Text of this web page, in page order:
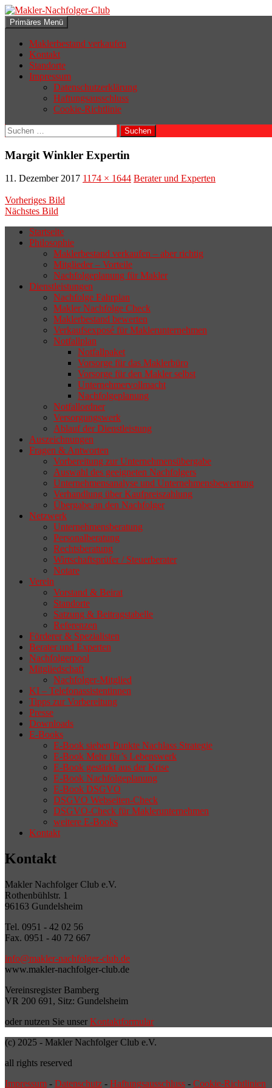
Zum
Inhalt
springen
Makler-Nachfolger-Club
Suchen
Primäres Menü
Maklerbestand verkaufen
Kontakt
Standorte
Impressum
Datenschutzerklärung
Haftungsausschluss
Cookie-Richtlinie
Suchen
nach:
Margit Winkler Expertin
11. Dezember 2017 1174 × 1644 Berater und Experten
Vorheriges Bild
Nächstes Bild
Wenn sich der Makler oder Inhaber
zurückziehen möchte, aber keinen
geeigneten Nachfolger findet, droht nicht
selten die Geschäftsaufgabe.
Startseite
Philosophie
Maklerbestand verkaufen – aber richtig
Mitglieder – Vorteile
Nachfolgeplanung für Makler
Dienstleistungen
Nachfolge Fahrplan
Makler Nachfolge Check
Maklerbestand bewerten
Verkaufsexposé für Maklerunternehmen
Notfallplan
Notfallpaket
Vorsorge für das Maklerbüro
Vorsorge für den Makler selbst
Unternehmervollmacht
Nachfolgeplanung
Notfallordner
Versorgungswerk
Ablauf der Dienstleistung
Auszeichnungen
Fragen & Antworten
Vorbereitung zur Unternehmensübergabe
Auswahl des geeigneten Nachfolgers
Unternehmensanalyse und Unternehmensbewertung
Verhandlung über Kaufpreiszahlung
Übergabe an den Nachfolger
Netzwerk
Unternehmensberatung
Personalberatung
Rechtsberatung
Wirtschaftsprüfer / Steuerberater
Notare
Verein
Vorstand & Beirat
Standorte
Satzung & Beitragstabelle
Referenzen
Förderer & Spezialisten
Berater und Experten
Nachfolgerpool
Mitgliedschaft
Nachfolger-Mitglied
KI – Telefonassistentinnen
Tipps zur Vorbereitung
Presse
Downloads
E-Books
E-Book sieben Punkte Nachlass Strategie
E-Book Mehr für’s Lebenswerk
E-Book gestärkt aus der Krise
E-Book Nachfolgeplanung
E-Book DSGVO
DSGVO Webseiten-Check
DSGVO-Check für Maklerunternehmen
weitere E-Books
Kontakt
Kontakt
Makler Nachfolger Club e.V.
Rothenbühlstr. 1
96163 Gundelsheim
Tel. 0951 - 42 02 56
Fax. 0951 - 40 72 667
info@makler-nachfolger-club.de
www.makler-nachfolger-club.de
Vereinsregister Bamberg
VR 200 691, Sitz: Gundelsheim
oder nutzen Sie unser Kontaktformular
(c) 2025 - Makler Nachfolger Club e.V.
all rights reserved
Impressum - Datenschutz - Haftungsausschluss - Cookie-Richtlinien